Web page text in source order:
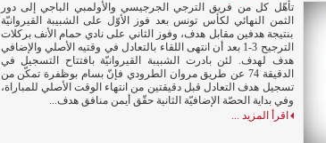
تأهّل كل من فريق الترجي الجرجيسي والأولمبي الباجي إلى دور
الثمن النهائي لكأس تونس بعد فوز الأوّل على الشبيبة القيروانيّة
بنتيجة هدفين مقابل هدف، وفوز الثاني على نادي حمام الأنف بركلات
الترجيح 3-1 بعد أن انتهى اللقاء بالتعادل في وقتيه الأصلي والإضافي
هدف لهدف. لئن بادرت الشبيبة القيروانيّة بافتتاح التسجيل في
الدقيقة 74 عن طريق مروان الطرودي فإنّ بسام بوظفرة تمكّن من
تسجيل هدف التعادل قبل دقيقتين من انتهاء الوقت الأصلي للمباراة،
وفي بداية الحصّة الإضافيّة الثانية حقّق أيمن منافق هدف...
اقرأ المزيد ...